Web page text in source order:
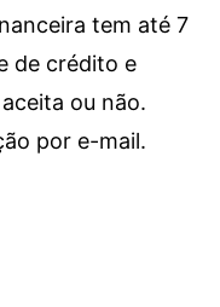
tem até 7
de crédito e
ou não.
por e-mail.